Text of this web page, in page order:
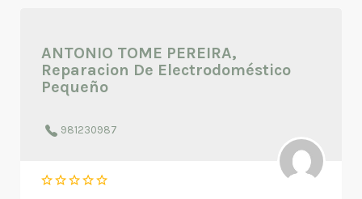
ANTONIO TOME PEREIRA,
Reparacion De Electrodoméstico
Pequeño
981230987